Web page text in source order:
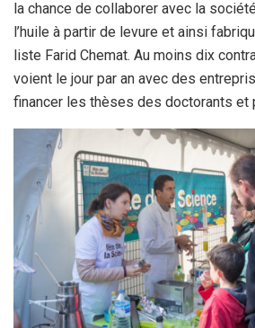
la chance de collaborer avec la société
l’huile à partir de levure et ainsi
liste Farid Chemat. Au moins dix
voient le jour par an avec des
financer les thèses des doctorants et